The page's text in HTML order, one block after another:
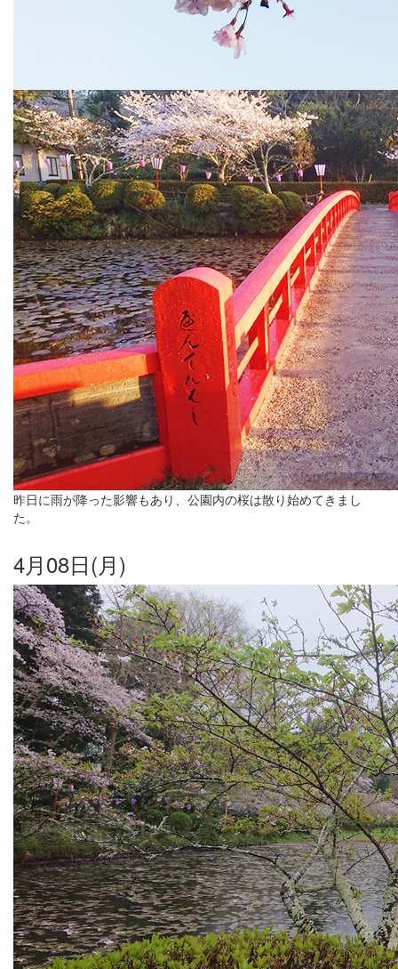
昨日に雨が降った影響もあり、公園内の桜は散り始めてきまし
た。
4月08日(月)